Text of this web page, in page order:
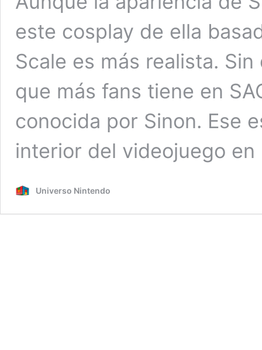
este cosplay de ella
Scale es más realista.
que más fans tiene en
conocida por Sinon. Ese
interior del videojuego
Universo Nintendo